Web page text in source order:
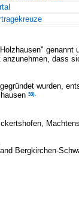
genannt
dass
wurden,
33)
Bergkirchen-